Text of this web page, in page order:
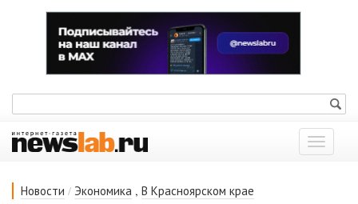
Показать
меню
Новости / Экономика , В Красноярском крае